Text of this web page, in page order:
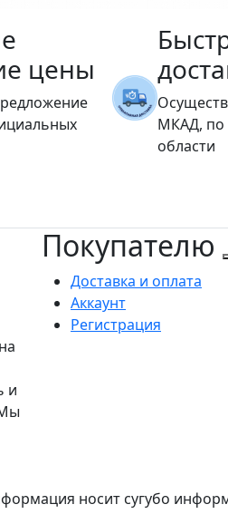
цены
МКАД, по
области
и
Покупателю
Доставка и оплата
Аккаунт
Регистрация
носит сугубо